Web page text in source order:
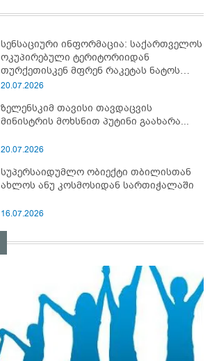
სენსაციური ინფორმაცია: საქართველოს
ოკუპირებული ტერიტორიიდან
თურქეთისკენ მფრენ რაკეტას ნატოს
სამიტი კინაღამ ჩაუშლია
20.07.2026
ზელენსკიმ თავისი თავდაცვის
მინისტრის მოხსნით პუტინი გაახარა...
20.07.2026
სუპერსაიდუმლო ობიექტი თბილისთან
ახლოს ანუ კოსმოსიდან სართიჭალაში
16.07.2026